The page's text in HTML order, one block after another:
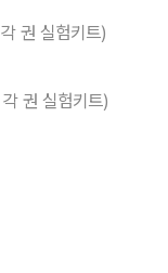
권 실험키트)
권 실험키트)